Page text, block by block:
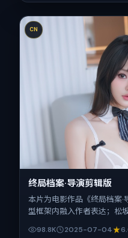
CN
终局档案·导演剪辑版
本片为电影作品《终局档案
型框架内融入作者表达；松
拍摄地与出品背景为印度。
98.8K 2025-07-04